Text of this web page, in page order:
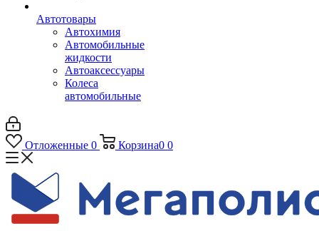
Автотовары
Автохимия
Автомобильные
жидкости
Автоаксессуары
Колеса
автомобильные
Отложенные 0 Корзина0 0